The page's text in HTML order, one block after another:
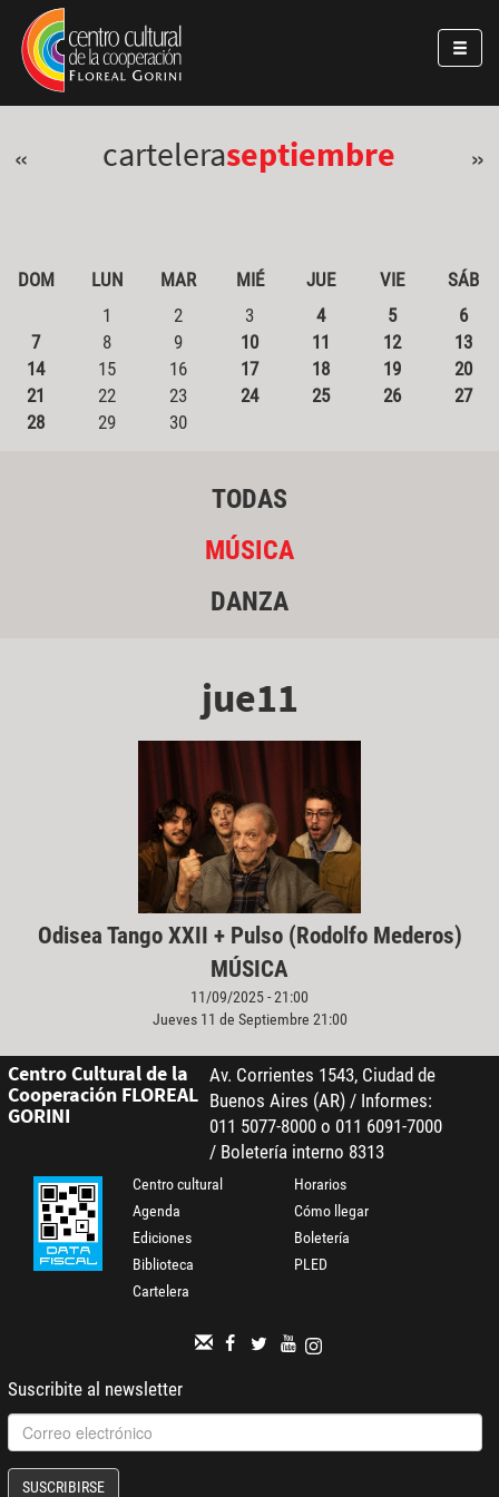
Pasar al contenido principal
Jump to main content
« carteleraseptiembre »
DOM LUN MAR MIÉ JUE VIE
SÁB
1
2 3 4 5
6
7
8 9 10 11 12
13
14
15 16 17 18 19
20
21
22 23 24 25 26
27
28
29 30
TODAS
MÚSICA
DANZA
jue11
Odisea Tango XXII + Pulso (Rodolfo Mederos)
MÚSICA
11/09/2025 - 21:00
Jueves 11 de Septiembre 21:00
Centro Cultural de la
Cooperación FLOREAL
GORINI
Av. Corrientes 1543, Ciudad de
Buenos Aires (AR) / Informes:
011 5077-8000 o 011 6091-7000
/ Boletería interno 8313
Centro cultural
Agenda
Ediciones
Biblioteca
Cartelera
Horarios
Cómo llegar
Boletería
PLED
Suscribite al newsletter
SUSCRIBIRSE